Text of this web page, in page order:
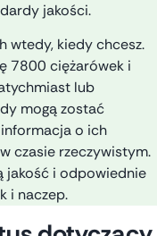
jakości.
wtedy, kiedychcesz.
7800 ciężarówek i
lub
mogązostać
informacjao ich
wczasie rzeczywistym.
jakość i odpowiednie
i naczep.